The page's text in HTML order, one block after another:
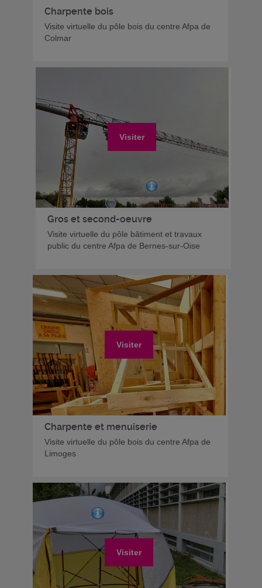
Charpente bois
Visite virtuelle du pôle bois du centre Afpa de
Colmar
Visiter
Gros et second-oeuvre
Visite virtuelle du pôle bâtiment et travaux
public du centre Afpa de Bernes-sur-Oise
Visiter
Charpente et menuiserie
Visite virtuelle du pôle bois du centre Afpa de
Limoges
Visiter